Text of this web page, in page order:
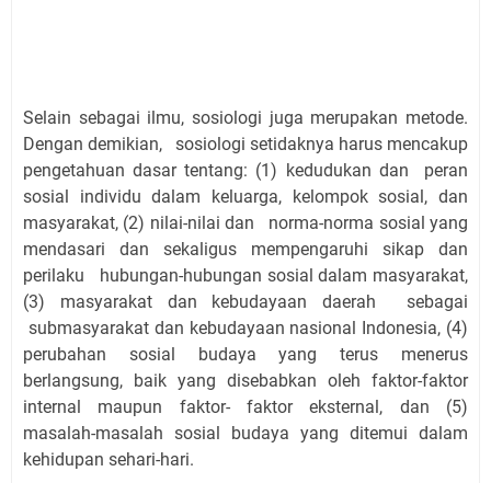
Selain sebagai ilmu, sosiologi juga merupakan metode.
Dengan demikian, sosiologi setidaknya harus mencakup
pengetahuan dasar tentang: (1) kedudukan dan peran
sosial individu dalam keluarga, kelompok sosial, dan
masyarakat, (2) nilai-nilai dan norma-norma sosial yang
mendasari dan sekaligus mempengaruhi sikap dan
perilaku hubungan-hubungan sosial dalam masyarakat,
(3) masyarakat dan kebudayaan daerah sebagai
submasyarakat dan kebudayaan nasional Indonesia, (4)
perubahan sosial budaya yang terus menerus
berlangsung, baik yang disebabkan oleh faktor-faktor
internal maupun faktor- faktor eksternal, dan (5)
masalah-masalah sosial budaya yang ditemui dalam
kehidupan sehari-hari.